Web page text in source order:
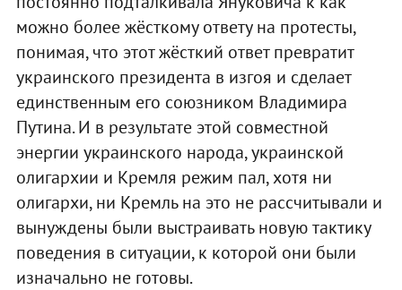
можно более жёсткому ответу на протесты,
понимая, что этот жёсткий ответ превратит
украинского президента в изгоя и сделает
единственным его союзником Владимира
Путина. И в результате этой совместной
энергии украинского народа, украинской
олигархии и Кремля режим пал, хотя ни
олигархи, ни Кремль на это не рассчитывали и
вынуждены были выстраивать новую тактику
поведения в ситуации, к которой они были
изначально не готовы.